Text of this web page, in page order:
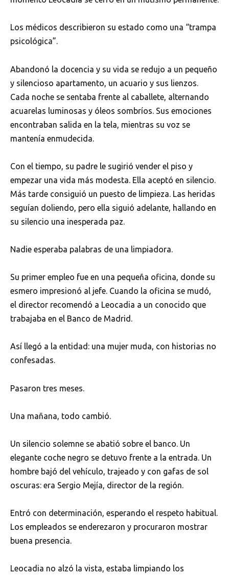
Los médicos describieron su estado como una “trampa
psicológica”.
Abandonó la docencia y su vida se redujo a un pequeño
y silencioso apartamento, un acuario y sus lienzos.
Cada noche se sentaba frente al caballete, alternando
acuarelas luminosas y óleos sombríos. Sus emociones
encontraban salida en la tela, mientras su voz se
mantenía enmudecida.
Con el tiempo, su padre le sugirió vender el piso y
empezar una vida más modesta. Ella aceptó en silencio.
Más tarde consiguió un puesto de limpieza. Las heridas
seguían doliendo, pero ella siguió adelante, hallando en
su silencio una inesperada paz.
Nadie esperaba palabras de una limpiadora.
Su primer empleo fue en una pequeña oficina, donde su
esmero impresionó al jefe. Cuando la oficina se mudó,
el director recomendó a Leocadia a un conocido que
trabajaba en el Banco de Madrid.
Así llegó a la entidad: una mujer muda, con historias no
confesadas.
Pasaron tres meses.
Una mañana, todo cambió.
Un silencio solemne se abatió sobre el banco. Un
elegante coche negro se detuvo frente a la entrada. Un
hombre bajó del vehículo, trajeado y con gafas de sol
oscuras: era Sergio Mejía, director de la región.
Entró con determinación, esperando el respeto habitual.
Los empleados se enderezaron y procuraron mostrar
buena presencia.
Leocadia no alzó la vista, estaba limpiando los